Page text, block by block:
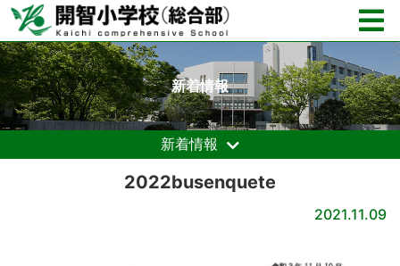
新着情報
新着情報
2022busenquete
2021.11.09